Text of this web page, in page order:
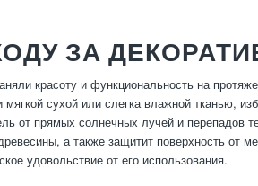
ЗА
красоту и функциональность на
мягкой сухой или слегка влажной тканью,
от прямых солнечных лучей и перепадов
а также защитит поверхность от
удовольствие от его использования.